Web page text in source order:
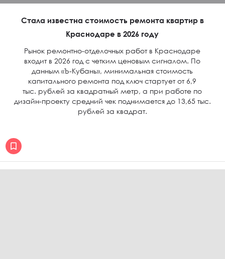
Стала известна стоимость ремонта квартир в
Краснодаре в 2026 году
Рынок ремонтно-отделочных работ в Краснодаре
входит в 2026 год с четким ценовым сигналом. По
данным «Ъ-Кубань», минимальная стоимость
капитального ремонта под ключ стартует от 6,9
тыс. рублей за квадратный метр, а при работе по
дизайн-проекту средний чек поднимается до 13,65 тыс.
рублей за квадрат.